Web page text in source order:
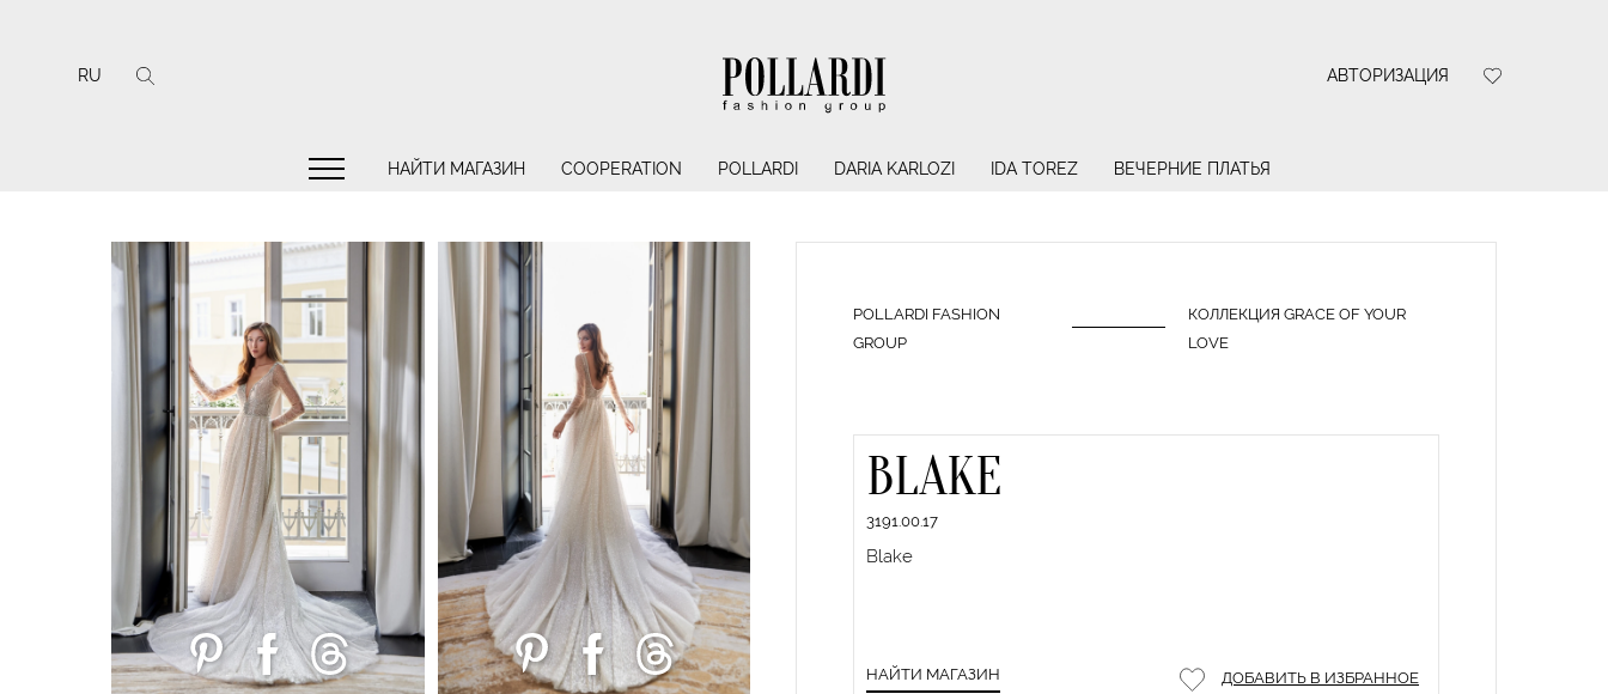
RU АВТОРИЗАЦИЯ
НАЙТИ МАГАЗИН COOPERATION POLLARDI DARIA KARLOZI IDA TOREZ ВЕЧЕРНИЕ ПЛАТЬЯ
POLLARDI FASHION
GROUP
КОЛЛЕКЦИЯ GRACE OF YOUR
LOVE
BLAKE
3191.00.17
Blake
НАЙТИ МАГАЗИН ДОБАВИТЬ В ИЗБРАННОЕ